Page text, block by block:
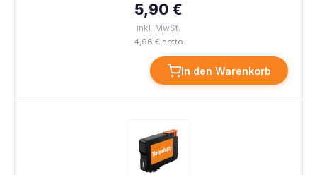
5,90 €
inkl. MwSt.
4,96 € netto
In den Warenkorb